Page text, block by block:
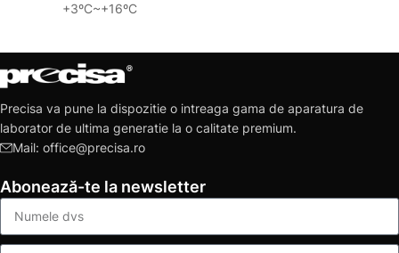
+3ºC~+16ºC
Precisa va pune la dispozitie o intreaga gama de aparatura de
laborator de ultima generatie la o calitate premium.
Mail: office@precisa.ro
Abonează-te la newsletter